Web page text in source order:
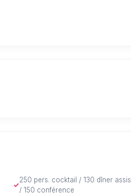
250 pers. cocktail / 130 dîner assis
/ 150 conférence